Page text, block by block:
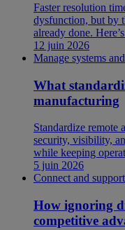
Faster resolution
dysfunction, but by
already done.
12 juin 2026
Manage systems
What
manufacturing
Standardize remote
security, visibility,
while keeping
5 juin 2026
Connect and
How ignoring
competitive